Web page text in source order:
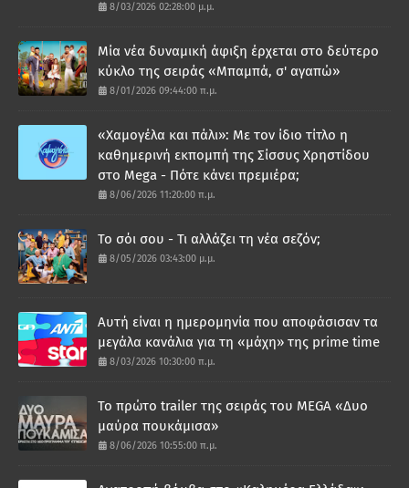
8/03/2026 02:28:00 μ.μ.
Μία νέα δυναμική άφιξη έρχεται στο δεύτερο
κύκλο της σειράς «Μπαμπά, σ' αγαπώ»
8/01/2026 09:44:00 π.μ.
«Χαμογέλα και πάλι»: Με τον ίδιο τίτλο η
καθημερινή εκπομπή της Σίσσυς Χρηστίδου
στο Mega - Πότε κάνει πρεμιέρα;
8/06/2026 11:20:00 π.μ.
Το σόι σου - Τι αλλάζει τη νέα σεζόν;
8/05/2026 03:43:00 μ.μ.
Αυτή είναι η ημερομηνία που αποφάσισαν τα
μεγάλα κανάλια για τη «μάχη» της prime time
8/03/2026 10:30:00 π.μ.
Το πρώτο trailer της σειράς του MEGA «Δυο
μαύρα πουκάμισα»
8/06/2026 10:55:00 π.μ.